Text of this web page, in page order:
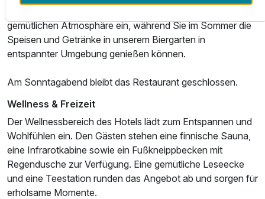
Ausstattung
gemütlichen Atmosphäre ein, während Sie im Sommer die
Speisen und Getränke in unserem Biergarten in
entspannter Umgebung genießen können.
Am Sonntagabend bleibt das Restaurant geschlossen.
Wellness & Freizeit
Der Wellnessbereich des Hotels lädt zum Entspannen und
Wohlfühlen ein. Den Gästen stehen eine finnische Sauna,
eine Infrarotkabine sowie ein Fußkneippbecken mit
Regendusche zur Verfügung. Eine gemütliche Leseecke
und eine Teestation runden das Angebot ab und sorgen für
erholsame Momente.